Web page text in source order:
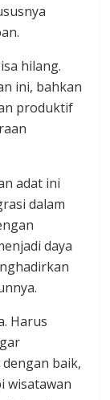
hilang.
ini, bahkan
produktif
adat ini
dalam
daya
Harus
baik,
wisatawan